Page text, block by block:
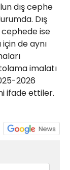
dış cephe
Dış
cephede ise
de aynı
imalatı
2026
ifade ettiler.